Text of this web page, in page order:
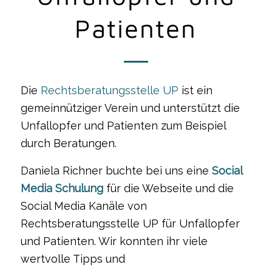
Patienten
Die Rechtsberatungsstelle UP ist ein
gemeinnütziger Verein und unterstützt die
Unfallopfer und Patienten zum Beispiel
durch Beratungen.
Daniela Richner buchte bei uns eine Social
Media Schulungfür die Webseite und die
Social Media Kanäle von
Rechtsberatungsstelle UP für Unfallopfer
und Patienten. Wir konnten ihr viele
wertvolle Tipps und